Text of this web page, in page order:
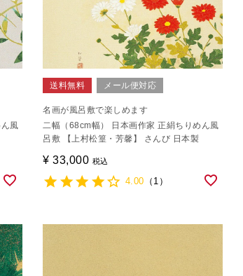
風
送料無料 メール便対応
名画が風呂敷で楽しめます
二幅（68cm幅） 日本画作家 正絹ちりめん風
呂敷 【上村松篁・芳馨】 さんび 日本製
¥ 33,000 税込
4.00 （1）